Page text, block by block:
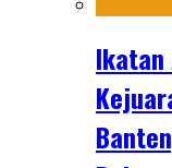
Ikatan